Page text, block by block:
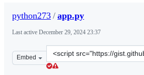
python273 / app.py
Last active December 29, 2024 23:37
Embed
Clone
this